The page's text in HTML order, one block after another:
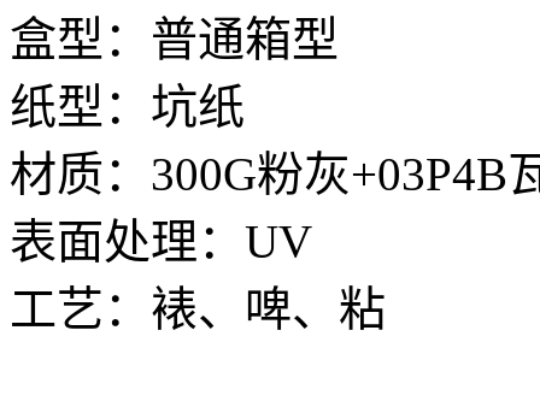
盒型：普通箱型
纸型：坑纸
材质：300G粉灰+03P4B
表面处理：UV
工艺：裱、啤、粘